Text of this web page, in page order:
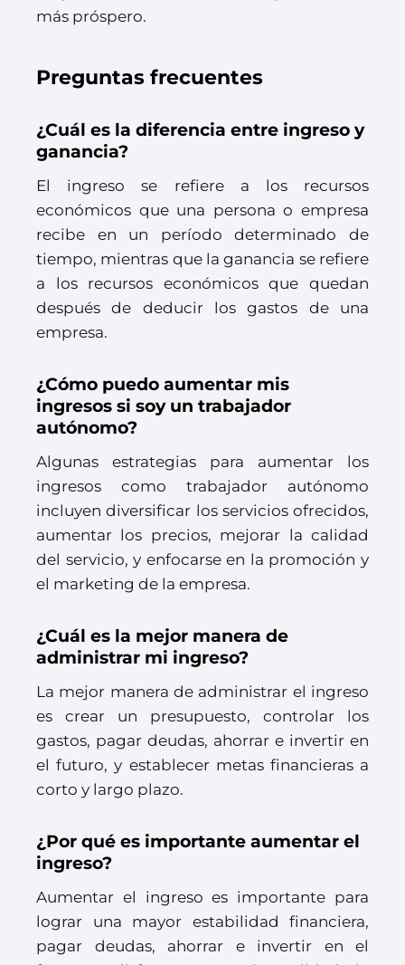
más próspero.
Preguntas frecuentes
¿Cuál es la diferencia entre ingreso y
ganancia?
El ingreso se refiere a los recursos
económicos que una persona o empresa
recibe en un período determinado de
tiempo, mientras que la ganancia se refiere
a los recursos económicos que quedan
después de deducir los gastos de una
empresa.
¿Cómo puedo aumentar mis
ingresos si soy un trabajador
autónomo?
Algunas estrategias para aumentar los
ingresos como trabajador autónomo
incluyen diversificar los servicios ofrecidos,
aumentar los precios, mejorar la calidad
del servicio, y enfocarse en la promoción y
el marketing de la empresa.
¿Cuál es la mejor manera de
administrar mi ingreso?
La mejor manera de administrar el ingreso
es crear un presupuesto, controlar los
gastos, pagar deudas, ahorrar e invertir en
el futuro, y establecer metas financieras a
corto y largo plazo.
¿Por qué es importante aumentar el
ingreso?
Aumentar el ingreso es importante para
lograr una mayor estabilidad financiera,
pagar deudas, ahorrar e invertir en el